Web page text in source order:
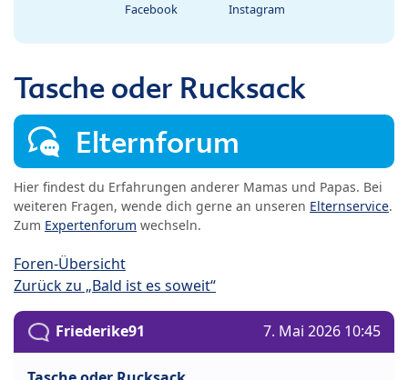
Facebook Instagram
Tasche oder Rucksack
Elternforum
Hier findest du Erfahrungen anderer Mamas und Papas. Bei
weiteren Fragen, wende dich gerne an unseren Elternservice.
Zum Expertenforum wechseln.
Foren-Übersicht
Zurück zu „Bald ist es soweit“
Friederike91 7. Mai 2026 10:45